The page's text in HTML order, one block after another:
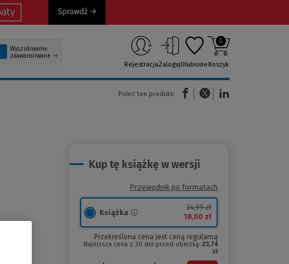
Wyszukiwanie
zaawansowane
RejestracjaZalogujUlubione
0
Koszyk
Poleć ten produkt:
(Nowe okno)(Link do innej strony)
Kup tę książkę w wersji
Przewodnik po formatach
Książka
24,99 zł
18,00 zł
Przekreślona cena jest ceną regularną
Najniższa cena z 30 dni przed obniżką: 23,74
zł